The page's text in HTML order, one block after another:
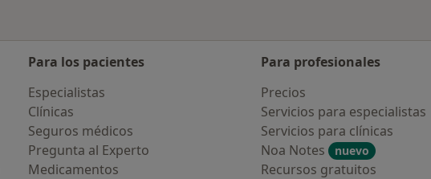
Para los pacientes
Especialistas
Clínicas
Seguros médicos
Pregunta al Experto
Medicamentos
Para profesionales
Precios
Servicios para especialistas
Servicios para clínicas
Noa Notes
nuevo
Recursos gratuitos